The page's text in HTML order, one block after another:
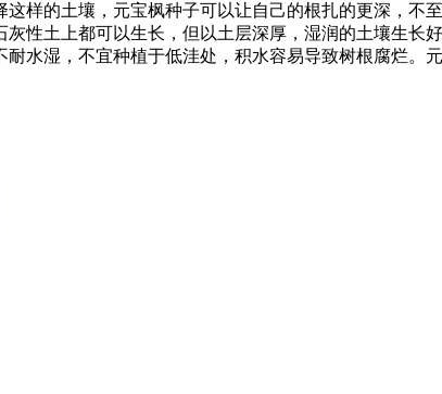
样的土壤，元宝枫种子可以让自己的根扎的更深，
性土上都可以生长，但以土层深厚，湿润的土壤生长
水湿，不宜种植于低洼处，积水容易导致树根腐烂